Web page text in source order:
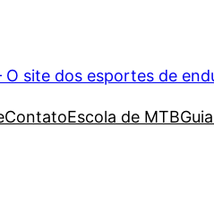
O site dos esportes de
ContatoEscola de MTB